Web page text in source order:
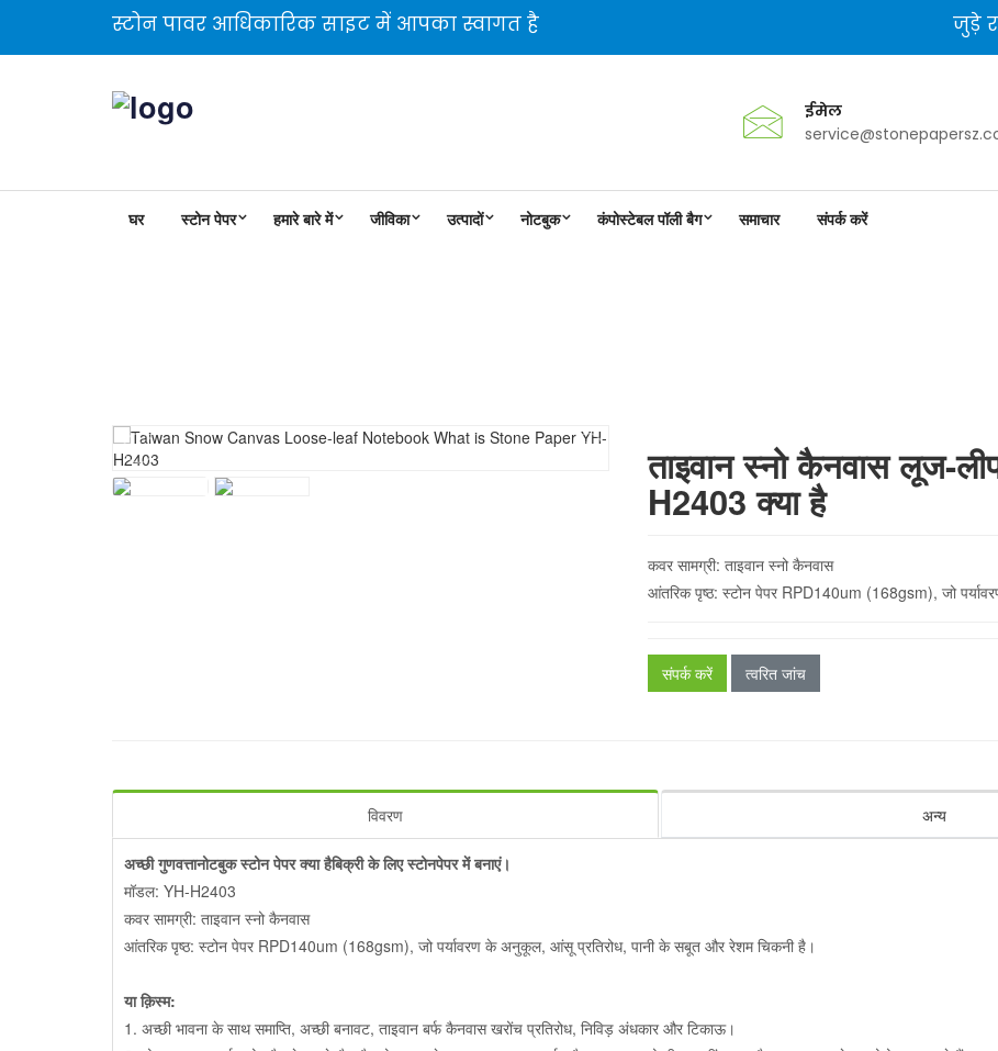
स्टोन पावर आधिकारिक साइट में आपका स्वागत है जुड़े
ईमेल
घर स्टोन पेपर हमारे बारे में जीविका उत्पादों नोटबुक कंपोस्टेबल पॉली बैग समाचार संपर्क करें
ताइवान स्नो कैनवास लूज-
H2403 क्या है
कवर सामग्री: ताइवान स्नो कैनवास
आंतरिक पृष्ठ: स्टोन पेपर RPD140um (168gsm), जो
संपर्क करें त्वरित जांच
विवरण अन्य
अच्छी गुणवत्तानोटबुक स्टोन पेपर क्या हैबिक्री के लिए स्टोनपेपर में बनाएं।
मॉडल: YH-H2403
कवर सामग्री: ताइवान स्नो कैनवास
आंतरिक पृष्ठ: स्टोन पेपर RPD140um (168gsm), जो पर्यावरण के अनुकूल, आंसू प्रतिरोध, पानी के सबूत और रेशम चिकनी है।
या क़िस्‍म:
1. अच्छी भावना के साथ समाप्ति, अच्छी बनावट, ताइवान बर्फ कैनवास खरोंच प्रतिरोध, निविड़ अंधकार और टिकाऊ।